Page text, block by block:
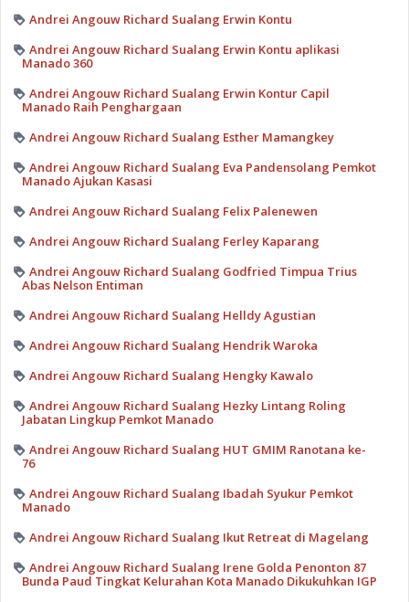
Andrei Angouw Richard Sualang Erwin Kontu
Andrei Angouw Richard Sualang Erwin Kontu aplikasi
Manado 360
Andrei Angouw Richard Sualang Erwin Kontur Capil
Manado Raih Penghargaan
Andrei Angouw Richard Sualang Esther Mamangkey
Andrei Angouw Richard Sualang Eva Pandensolang Pemkot
Manado Ajukan Kasasi
Andrei Angouw Richard Sualang Felix Palenewen
Andrei Angouw Richard Sualang Ferley Kaparang
Andrei Angouw Richard Sualang Godfried Timpua Trius
Abas Nelson Entiman
Andrei Angouw Richard Sualang Helldy Agustian
Andrei Angouw Richard Sualang Hendrik Waroka
Andrei Angouw Richard Sualang Hengky Kawalo
Andrei Angouw Richard Sualang Hezky Lintang Roling
Jabatan Lingkup Pemkot Manado
Andrei Angouw Richard Sualang HUT GMIM Ranotana ke-
76
Andrei Angouw Richard Sualang Ibadah Syukur Pemkot
Manado
Andrei Angouw Richard Sualang Ikut Retreat di Magelang
Andrei Angouw Richard Sualang Irene Golda Penonton 87
Bunda Paud Tingkat Kelurahan Kota Manado Dikukuhkan IGP